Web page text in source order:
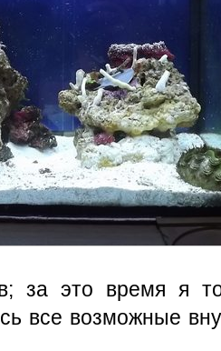
за это время я
все возможные